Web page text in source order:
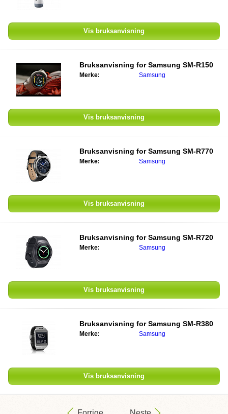
Vis bruksanvisning
Bruksanvisning forSamsung SM-R150
Merke: Samsung
Vis bruksanvisning
Bruksanvisning forSamsung SM-R770
Merke: Samsung
Vis bruksanvisning
Bruksanvisning forSamsung SM-R720
Merke: Samsung
Vis bruksanvisning
Bruksanvisning forSamsung SM-R380
Merke: Samsung
Vis bruksanvisning